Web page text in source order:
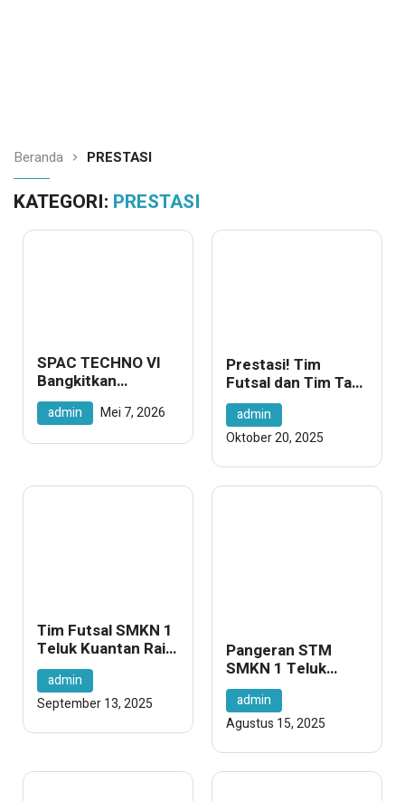
Beranda PRESTASI
KATEGORI: PRESTASI
SPAC TECHNO VI
Bangkitkan
Semangat
Sportivitas Pelajar
admin Mei 7, 2026
Prestasi! Tim
Futsal dan Tim Tari
SMKN 1 Teluk
Kuantan Harumkan
Nama Sekolah di
2025
admin
Oktober 20, 2025
Tim Futsal SMKN 1
Teluk Kuantan Raih
Juara 3 di Ajang
Piala Super Pelajar
Region Kuansing
admin
September 13, 2025
Pangeran STM
SMKN 1 Teluk
Kuantan — Dari
Sekolah ke Tepian
Sejarah
admin
Agustus 15, 2025